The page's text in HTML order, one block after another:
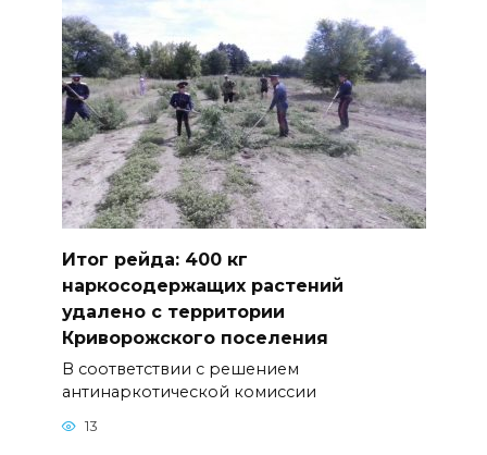
Итог рейда: 400 кг
наркосодержащих растений
удалено с территории
Криворожского поселения
В соответствии с решением
антинаркотической комиссии
13